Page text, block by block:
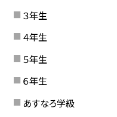
３年生
４年生
５年生
６年生
あすなろ学級